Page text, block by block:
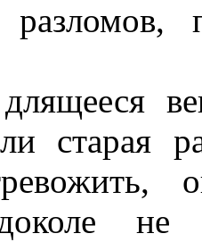
разломов,
длящееся
старая
не